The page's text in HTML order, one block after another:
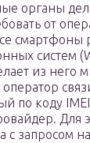
органы
от
смартфоны
систем
из него
по коду
Для
с запросом